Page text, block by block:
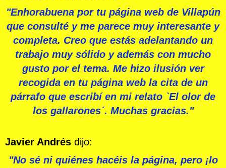
"Enhorabuena por tu página web de Villapún
que consulté y me parece muy interesante y
completa. Creo que estás adelantando un
trabajo muy sólido y además con mucho
gusto por el tema. Me hizo ilusión ver
recogida en tu página web la cita de un
párrafo que escribí en mi relato `El olor de
los gallarones´. Muchas gracias."
Javier Andrés dijo:
"No sé ni quiénes hacéis la página, pero ¡lo